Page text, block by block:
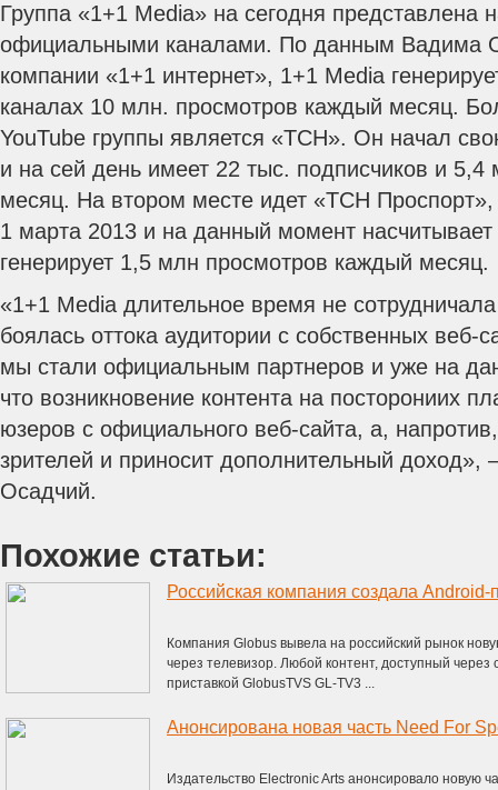
Группа «1+1 Media» на сегодня представлена
официальными каналами. По данным Вадима
компании «1+1 интернет», 1+1 Media
каналах 10 млн. просмотров каждый месяц.
YouTube группы является «ТСН». Он начал
и на сей день имеет 22 тыс. подписчиков и 5,4
месяц. На втором месте идет «ТСН Проспорт»,
1 марта 2013 и на данный момент
генерирует 1,5 млн просмотров каждый месяц.
«1+1 Media длительное время не сотрудничала
боялась оттока аудитории с собственных
мы стали официальным партнеров и уже на
что возникновение контента на посторониих
юзеров с официального веб-сайта, а,
зрителей и приносит дополнительный
Осадчий.
Похожие статьи:
Компания Globus вывела на российский рынок
через телевизор. Любой контент, доступный
приставкой GlobusTVS GL-TV3 ...
Анонсирована новая часть Need For
Издательство Electronic Arts анонсировало новую